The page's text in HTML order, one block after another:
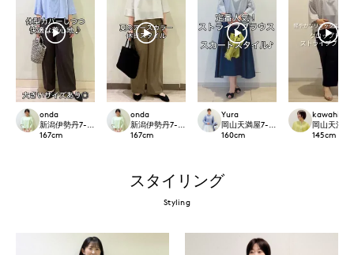
onda
新潟伊勢丹7-IDconcept.
167cm
onda
新潟伊勢丹7-IDconcept.
167cm
Yura
岡山天満屋7-IDconcept.
160cm
kawahi
岡山天満
145cm
スタイリング
Styling